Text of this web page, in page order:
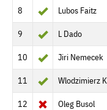
8 Lubos Faitz
9 L Dado
10 Jiri Nemecek
11 Wlodzimierz
12 Oleg Busol